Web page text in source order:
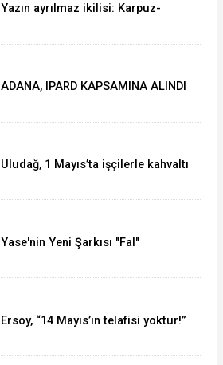
Yazın ayrılmaz ikilisi: Karpuz-
ADANA, IPARD KAPSAMINA ALINDI
Uludağ, 1 Mayıs’ta işçilerle kahvaltı
Yase'nin Yeni Şarkısı "Fal"
Ersoy, “14 Mayıs’ın telafisi yoktur!”